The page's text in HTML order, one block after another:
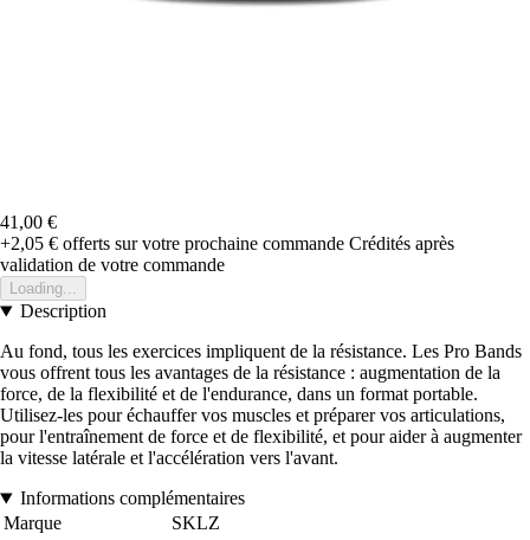
41,00 €
+2,05 € offerts sur votre prochaine commande Crédités après
validation de votre commande
Loading...
Description
Au fond, tous les exercices impliquent de la résistance. Les Pro Bands
vous offrent tous les avantages de la résistance : augmentation de la
force, de la flexibilité et de l'endurance, dans un format portable.
Utilisez-les pour échauffer vos muscles et préparer vos articulations,
pour l'entraînement de force et de flexibilité, et pour aider à augmenter
la vitesse latérale et l'accélération vers l'avant.
Informations complémentaires
Marque
SKLZ